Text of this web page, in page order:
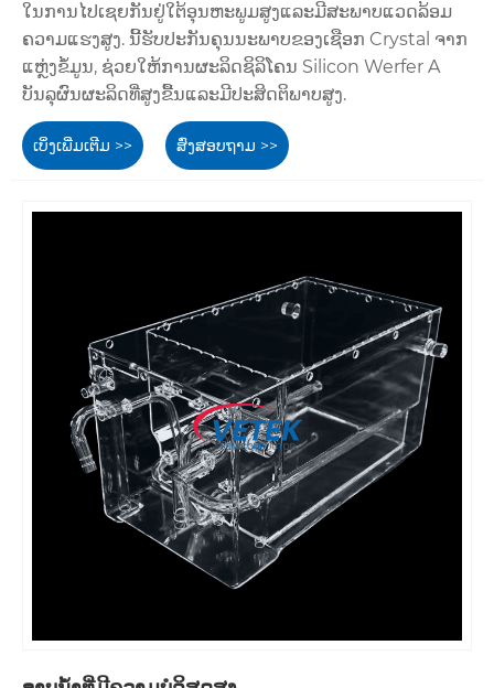
ໃນການໄປເຊຍກັນຢູ່ໃຕ້ອຸນຫະພູມສູງແລະມີສະພາບແວດລ້ອມ
ຄວາມແຮງສູງ. ນີ້ຮັບປະກັນຄຸນນະພາບຂອງເຊືອກ Crystal ຈາກ
ແຫຼ່ງຂໍ້ມູນ, ຊ່ວຍໃຫ້ການຜະລິດຊິລິໂຄນ Silicon Werfer A
ບັນລຸຜົນຜະລິດທີ່ສູງຂື້ນແລະມີປະສິດຕິພາບສູງ.
ເບິ່ງເພີ່ມເຕີມ >> ສົ່ງສອບຖາມ >>